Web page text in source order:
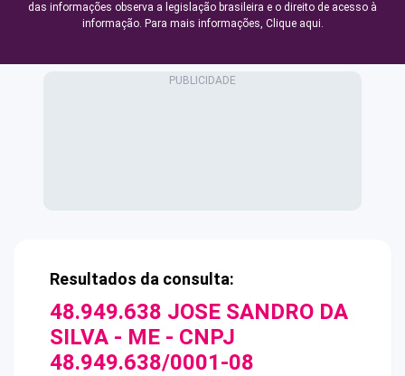
das informações observa a legislação brasileira e o direito de acesso à
informação. Para mais informações, Clique aqui.
Resultados da consulta:
48.949.638 JOSE SANDRO DA
SILVA - ME - CNPJ
48.949.638/0001-08